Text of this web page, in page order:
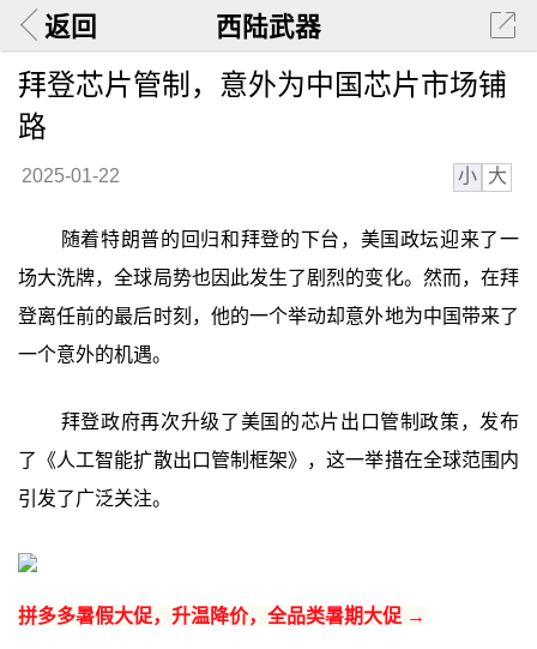
返回 西陆武器
拜登芯片管制，意外为中国芯片市场铺
路
2025-01-22 小 大
随着特朗普的回归和拜登的下台，美国政坛迎来了一
场大洗牌，全球局势也因此发生了剧烈的变化。然而，在拜
登离任前的最后时刻，他的一个举动却意外地为中国带来了
一个意外的机遇。
拜登政府再次升级了美国的芯片出口管制政策，发布
了《人工智能扩散出口管制框架》，这一举措在全球范围内
引发了广泛关注。
拼多多暑假大促，升温降价，全品类暑期大促 →